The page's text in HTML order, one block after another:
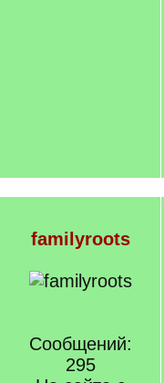
familyroots
Сообщений:
295